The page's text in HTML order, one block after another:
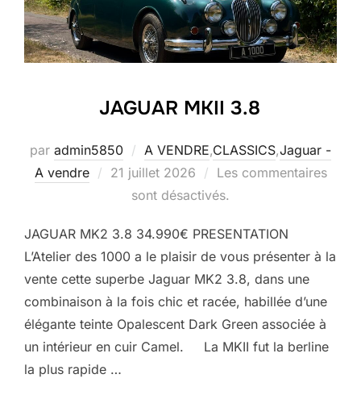
JAGUAR MKII 3.8
par admin5850 A VENDRE,CLASSICS,Jaguar -
A vendre
Publié
21 juillet 2026
Les commentaires
sont désactivés.
JAGUAR MK2 3.8 34.990€ PRESENTATION
L’Atelier des 1000 a le plaisir de vous présenter à la
vente cette superbe Jaguar MK2 3.8, dans une
combinaison à la fois chic et racée, habillée d’une
élégante teinte Opalescent Dark Green associée à
un intérieur en cuir Camel. La MKII fut la berline
la plus rapide …